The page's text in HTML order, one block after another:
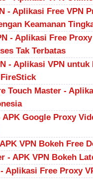
- Aplikasi Free VPN
Keamanan
- Aplikasi Free
Tak Terbatas
- Aplikasi VPN untuk
Touch Master -
APK Google Proxy
VPN Bokeh Free
- APK VPN Bokeh
Aplikasi Free Proxy